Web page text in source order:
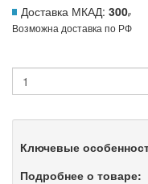
Доставка МКАД: 300
Возможна доставка по РФ
Ключевые
Подробнее о товаре: